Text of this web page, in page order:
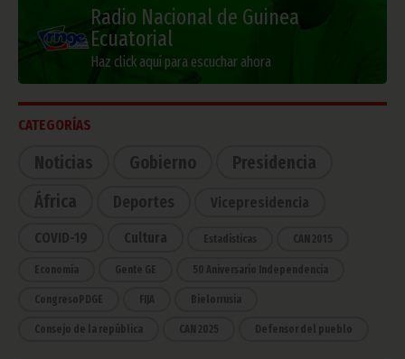
Radio Nacional de Guinea
Ecuatorial
Haz click aquí para escuchar ahora
CATEGORÍAS
Noticias Gobierno
Presidencia
África
Deportes Vicepresidencia
COVID-19 Cultura Estadísticas CAN 2015
Economía Gente GE 50 Aniversario Independencia
CongresoPDGE FIJA Bielorrusia
Consejo de la república CAN 2025 Defensor del pueblo